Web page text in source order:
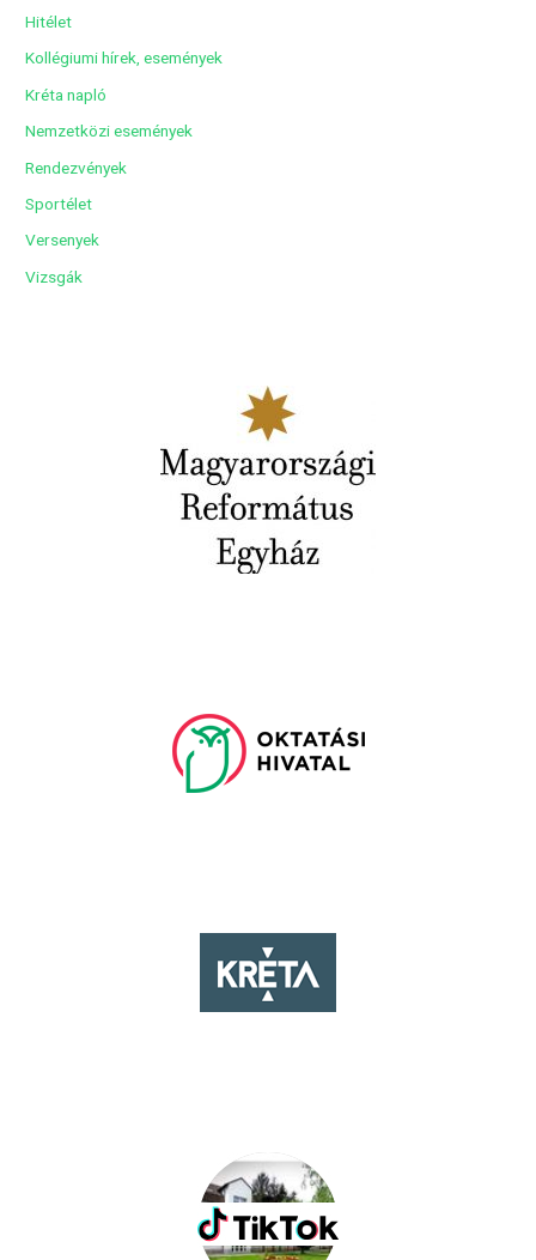
Hitélet
Kollégiumi hírek, események
Kréta napló
Nemzetközi események
Rendezvények
Sportélet
Versenyek
Vizsgák